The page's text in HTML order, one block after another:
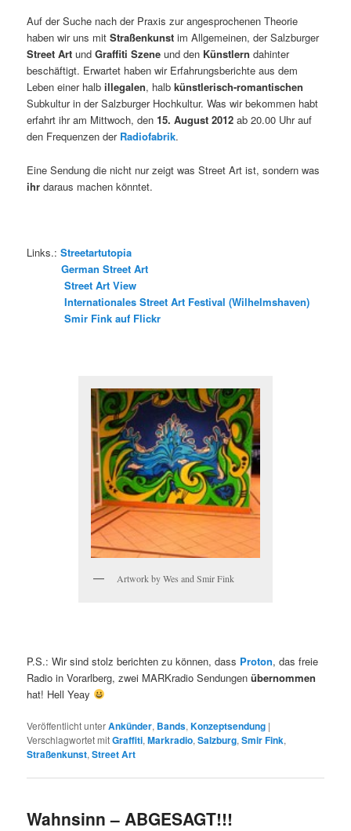
Auf der Suche nach der Praxis zur angesprochenen Theorie
haben wir uns mitStraßenkunst im Allgemeinen, der Salzburger
Street Art undGraffiti Szene und den Künstlern dahinter
beschäftigt. Erwartet haben wir Erfahrungsberichte aus dem
Leben einer halb illegalen, halb künstlerisch-romantischen
Subkultur in der Salzburger Hochkultur. Was wir bekommen habt
erfahrt ihr am Mittwoch, den15. August 2012 ab 20.00 Uhr auf
den Frequenzen der Radiofabrik.
Eine Sendung die nicht nur zeigt was Street Art ist, sondern was
ihr daraus machen könntet.
Links.:Streetartutopia
German Street Art
Street Art View
Internationales Street Art Festival (Wilhelmshaven)
Smir Fink auf Flickr
Artwork by Wes and Smir Fink
P.S.: Wir sind stolz berichten zu können, dass Proton, das freie
Radio in Vorarlberg, zwei MARKradio Sendungenübernommen
hat! Hell Yeay
Veröffentlicht unterAnkünder, Bands,Konzeptsendung |
Verschlagwortet mitGraffiti,Markradio,Salzburg,Smir Fink,
Straßenkunst,Street Art
Wahnsinn – ABGESAGT!!!